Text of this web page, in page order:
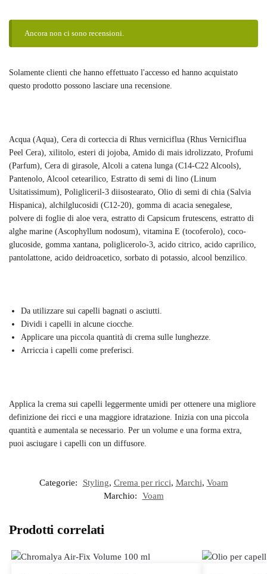
Ancora non ci sono recensioni.
Solamente clienti che hanno effettuato l'accesso ed hanno acquistato
questo prodotto possono lasciare una recensione.
Acqua (Aqua), Cera di corteccia di Rhus verniciflua (Rhus Verniciflua
Peel Cera), xilitolo, esteri di jojoba, Amido di mais idrolizzato, Profumi
(Parfum), Cera di girasole, Alcoli a catena lunga (C14-C22 Alcools),
Pantenolo, Alcool cetearilico, Estratto di semi di lino (Linum
Usitatissimum), Poligliceril-3 diisostearato, Olio di semi di chia (Salvia
Hispanica), alchilglucosidi (C12-20), gomma di acacia senegalese,
polvere di foglie di aloe vera, estratto di Capsicum frutescens, estratto di
alghe marine (Ascophyllum nodosum), vitamina E (tocoferolo), coco-
glucoside, gomma xantana, poliglicerolo-3, acido citrico, acido caprilico,
pantolattone, acido deidroacetico, sorbato di potassio, alcool benzilico.
Da utilizzare sui capelli bagnati o asciutti.
Dividi i capelli in alcune ciocche.
Applicare una piccola quantità di crema sulle lunghezze.
Arriccia i capelli come preferisci.
Applica la crema sui capelli leggermente umidi per ottenere una migliore
definizione dei ricci e una maggiore idratazione. Inizia con una piccola
quantità e aumentala se necessario. Per un volume e una forma extra,
puoi asciugare i capelli con un diffusore.
Categorie: Styling, Crema per ricci, Marchi, Voam
Marchio:
Voam
Prodotti correlati